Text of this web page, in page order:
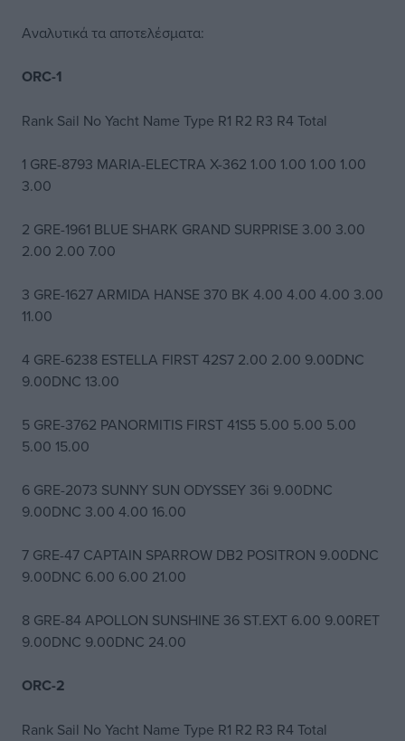
Αναλυτικά τα αποτελέσματα:
ORC-1
Rank Sail No Yacht Name Type R1 R2 R3 R4 Total
1 GRE-8793 MARIA-ELECTRA X-362 1.00 1.00 1.00 1.00
3.00
2 GRE-1961 BLUE SHARK GRAND SURPRISE 3.00 3.00
2.00 2.00 7.00
3 GRE-1627 ARMIDA HANSE 370 BK 4.00 4.00 4.00 3.00
11.00
4 GRE-6238 ESTELLA FIRST 42S7 2.00 2.00 9.00DNC
9.00DNC 13.00
5 GRE-3762 PANORMITIS FIRST 41S5 5.00 5.00 5.00
5.00 15.00
6 GRE-2073 SUNNY SUN ODYSSEY 36i 9.00DNC
9.00DNC 3.00 4.00 16.00
7 GRE-47 CAPTAIN SPARROW DB2 POSITRON 9.00DNC
9.00DNC 6.00 6.00 21.00
8 GRE-84 APOLLON SUNSHINE 36 ST.EXT 6.00 9.00RET
9.00DNC 9.00DNC 24.00
ORC-2
Rank Sail No Yacht Name Type R1 R2 R3 R4 Total